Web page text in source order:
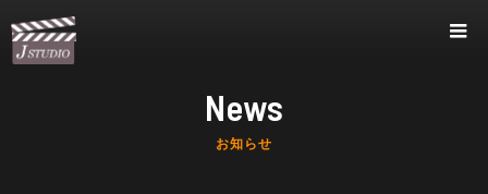
News
お知らせ